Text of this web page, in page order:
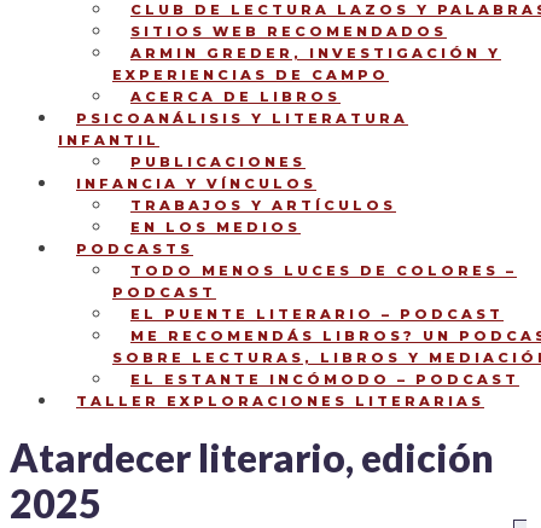
CLUB DE LECTURA LAZOS Y
SITIOS WEB RECOMENDADOS
ARMIN GREDER, INVESTIGACIÓN Y
EXPERIENCIAS DE CAMPO
ACERCA DE LIBROS
PSICOANÁLISIS Y LITERATURA
INFANTIL
PUBLICACIONES
INFANCIA Y VÍNCULOS
TRABAJOS Y ARTÍCULOS
EN LOS MEDIOS
PODCASTS
TODO MENOS LUCES DE COLORES –
PODCAST
EL PUENTE LITERARIO – PODCAST
ME RECOMENDÁS LIBROS? UN
SOBRE LECTURAS, LIBROS Y
EL ESTANTE INCÓMODO – PODCAST
TALLER EXPLORACIONES LITERARIAS
Atardecer literario, edición
2025